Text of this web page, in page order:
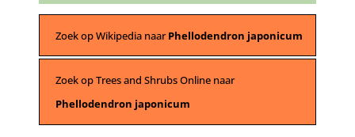
Zoek op Wikipedia naarPhellodendron japonicum
Zoek op Trees and Shrubs Online naar
Phellodendron japonicum